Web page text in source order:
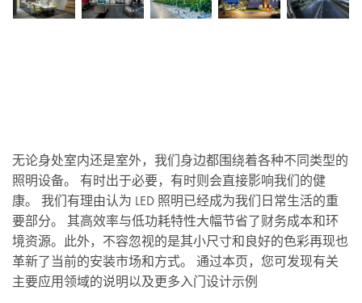
无论身处室内还是室外，我们身边都围绕着各种不同类型的
照明设备。 有时出于必要，有时则会直接影响我们的健
康。 我们有理由认为 LED 照明已经成为我们日常生活的重
要部分。 其高效率与低功耗特性大幅节省了财务成本和环
境资源。此外，不容忽视的是其小尺寸和良好的色彩再现也
革新了当前的安装市场和方式。 通过本页，您可发现有关
主要应用领域的说明以及更多入门设计示例